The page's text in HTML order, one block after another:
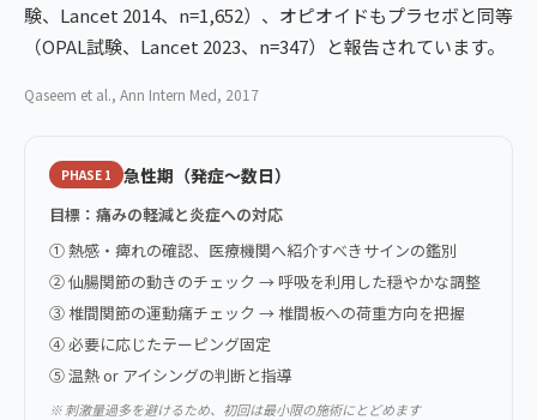
験、Lancet 2014、n=1,652）、オピオイドもプラセボと同等
（OPAL試験、Lancet 2023、n=347）と報告されています。
Qaseem et al., Ann Intern Med, 2017
PHASE 1 急性期（発症〜数日）
目標：痛みの軽減と炎症への対応
① 熱感・痺れの確認、医療機関へ紹介すべきサインの鑑別
② 仙腸関節の動きのチェック → 呼吸を利用した穏やかな調整
③ 椎間関節の運動痛チェック → 椎間板への荷重方向を把握
④ 必要に応じたテーピング固定
⑤ 温熱 or アイシングの判断と指導
※ 刺激量過多を避けるため、初回は最小限の施術にとどめます